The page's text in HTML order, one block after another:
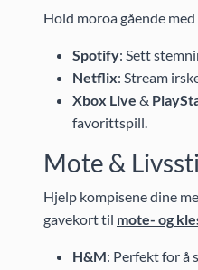
Hold moroa gående med
Spotify: Sett
Netflix: Stream
Xbox Live &
favorittspill.
Mote &
Hjelp kompisene dine
gavekort til mote- og
H&M: Perfekt for å